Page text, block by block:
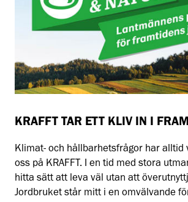
KRAFFT TAR ETT KLIV IN I
Klimat- och hållbarhetsfrågor har alltid
oss på KRAFFT. I en tid med stora
hitta sätt att leva väl utan att
Jordbruket står mitt i en omvälvande